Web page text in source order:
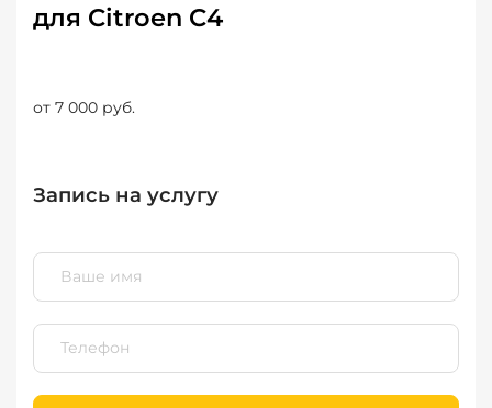
для Citroen C4
от 7 000 руб.
Запись на услугу